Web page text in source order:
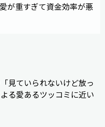
が重すぎて資金効率が悪
見ていられないけど放っ
る愛あるツッコミに近い